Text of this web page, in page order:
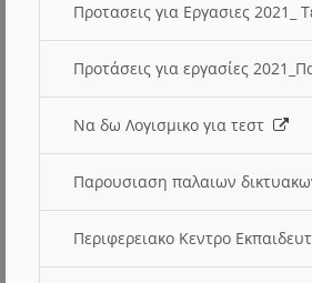
Προτασεις για Εργασιες 2021_
Προτάσεις για εργασίες
Να δω Λογισμικο για τεστ
Παρουσιαση παλαιων
Περιφερειακο Κεντρο